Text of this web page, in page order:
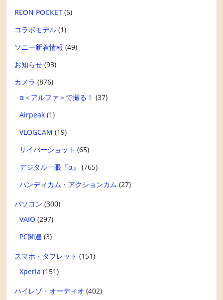
REON POCKET (5)
コラボモデル (1)
ソニー新着情報 (49)
お知らせ (93)
カメラ (876)
α＜アルファ＞で撮る！ (37)
Airpeak (1)
VLOGCAM (19)
サイバーショット (65)
デジタル一眼『α』
(765)
ハンディカム・アクションカム (27)
パソコン (300)
VAIO (297)
PC関連 (3)
スマホ・タブレット (151)
Xperia (151)
ハイレゾ・オーディオ (402)